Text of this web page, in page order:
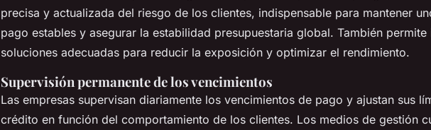
precisa y actualizada del riesgo de los clientes, indispensable para mantener
pago estables y asegurar la estabilidad presupuestaria global. También
soluciones adecuadas para reducir la exposición y optimizar el rendimiento.
Supervisión permanente de los vencimientos
Las empresas supervisan diariamente los vencimientos de pago y ajustan sus
crédito en función del comportamiento de los clientes. Los medios de gestión